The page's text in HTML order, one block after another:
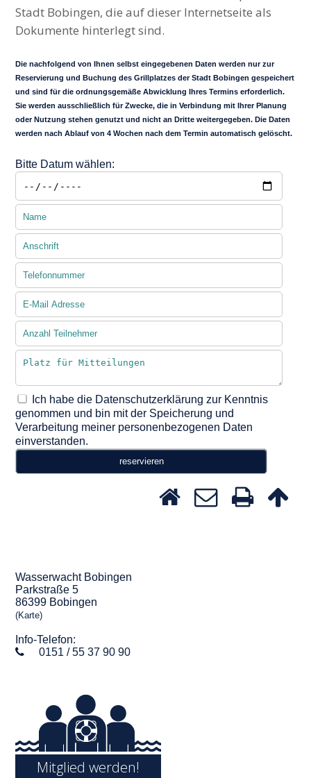
Stadt Bobingen, die auf dieser Internetseite als
Dokumente hinterlegt sind.
Die nachfolgend von Ihnen selbst eingegebenen Daten werden nur zur
Reservierung und Buchung des Grillplatzes der Stadt Bobingen gespeichert
und sind für die ordnungsgemäße Abwicklung Ihres Termins erforderlich.
Sie werden ausschließlich für Zwecke, die in Verbindung mit Ihrer Planung
oder Nutzung stehen genutzt und nicht an Dritte weitergegeben. Die Daten
werden nach Ablauf von 4 Wochen nach dem Termin automatisch gelöscht.
Bitte Datum wählen:
Ich habe die Datenschutzerklärung zur Kenntnis
genommen und bin mit der Speicherung und
Verarbeitung meiner personenbezogenen Daten
einverstanden.
Wasserwacht Bobingen
Parkstraße 5
86399 Bobingen
(Karte)
Info-Telefon:
0151 / 55 37 90 90
Mitglied werden!